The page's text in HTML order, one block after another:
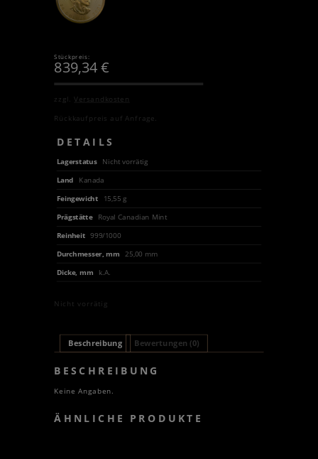
Stückpreis:
839,34€
zzgl.Versandkosten
Rückkaufpreis auf Anfrage.
DETAILS
Lagerstatus
Nicht vorrätig
Land
Kanada
Feingewicht
15,55 g
Prägstätte
Royal Canadian Mint
Reinheit 999/1000
Durchmesser, mm
25,00 mm
Dicke, mm
k.A.
Nicht vorrätig
Beschreibung Bewertungen (0)
BESCHREIBUNG
Keine Angaben.
ÄHNLICHE PRODUKTE